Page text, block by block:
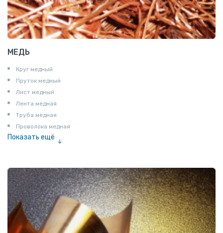
МЕДЬ
Круг медный
Пруток медный
Лист медный
Лента медная
Труба медная
Проволока медная
Показать ещё